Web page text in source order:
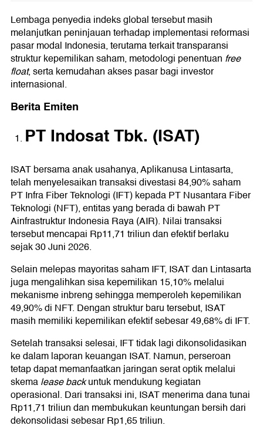
Lembaga penyedia indeks global tersebut masih
melanjutkan peninjauan terhadap implementasi reformasi
pasar modal Indonesia, terutama terkait transparansi
struktur kepemilikan saham, metodologi penentuan free
float, serta kemudahan akses pasar bagi investor
internasional.
Berita Emiten
PT Indosat Tbk. (ISAT)
ISAT bersama anak usahanya, Aplikanusa Lintasarta,
telah menyelesaikan transaksi divestasi 84,90% saham
PT Infra Fiber Teknologi (IFT) kepada PT Nusantara Fiber
Teknologi (NFT), entitas yang berada di bawah PT
Ainfrastruktur Indonesia Raya (AIR). Nilai transaksi
tersebut mencapai Rp11,71 triliun dan efektif berlaku
sejak 30 Juni 2026.
Selain melepas mayoritas saham IFT, ISAT dan Lintasarta
juga mengalihkan sisa kepemilikan 15,10% melalui
mekanisme inbreng sehingga memperoleh kepemilikan
49,90% di NFT. Dengan struktur baru tersebut, ISAT
masih memiliki kepemilikan efektif sebesar 49,68% di IFT.
Setelah transaksi selesai, IFT tidak lagi dikonsolidasikan
ke dalam laporan keuangan ISAT. Namun, perseroan
tetap dapat memanfaatkan jaringan serat optik melalui
skemalease backuntuk mendukung kegiatan
operasional. Dari transaksi ini, ISAT menerima dana tunai
Rp11,71 triliun dan membukukan keuntungan bersih dari
dekonsolidasi sebesar Rp1,65 triliun.